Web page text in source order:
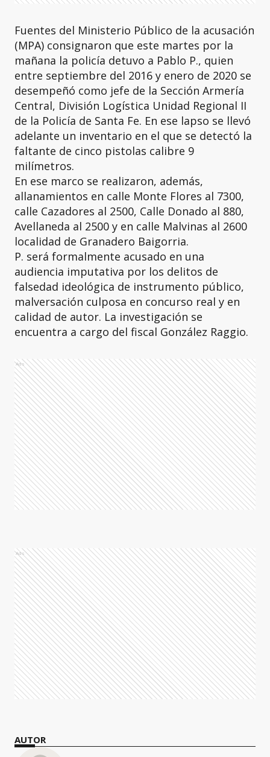
Fuentes del Ministerio Público de la acusación
(MPA) consignaron que este martes por la
mañana la policía detuvo a Pablo P., quien
entre septiembre del 2016 y enero de 2020 se
desempeñó como jefe de la Sección Armería
Central, División Logística Unidad Regional II
de la Policía de Santa Fe. En ese lapso se llevó
adelante un inventario en el que se detectó la
faltante de cinco pistolas calibre 9
milímetros.
En ese marco se realizaron, además,
allanamientos en calle Monte Flores al 7300,
calle Cazadores al 2500, Calle Donado al 880,
Avellaneda al 2500 y en calle Malvinas al 2600
localidad de Granadero Baigorria.
P. será formalmente acusado en una
audiencia imputativa por los delitos de
falsedad ideológica de instrumento público,
malversación culposa en concurso real y en
calidad de autor. La investigación se
encuentra a cargo del fiscal González Raggio.
Ads
Ads
AUTOR